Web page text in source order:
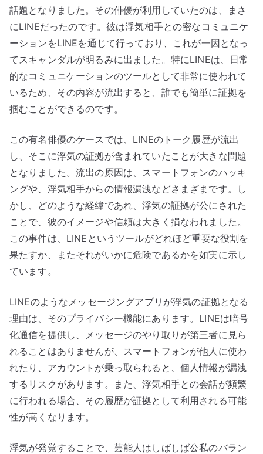
話題となりました。その俳優が利用していたのは、まさ
にLINEだったのです。彼は浮気相手との密なコミュニケ
ーションをLINEを通じて行っており、これが一因となっ
てスキャンダルが明るみに出ました。特にLINEは、日常
的なコミュニケーションのツールとして非常に使われて
いるため、その内容が流出すると、誰でも簡単に証拠を
掴むことができるのです。
この有名俳優のケースでは、LINEのトーク履歴が流出
し、そこに浮気の証拠が含まれていたことが大きな問題
となりました。流出の原因は、スマートフォンのハッキ
ングや、浮気相手からの情報漏洩などさまざまです。し
かし、どのような経緯であれ、浮気の証拠が公にされた
ことで、彼のイメージや信頼は大きく損なわれました。
この事件は、LINEというツールがどれほど重要な役割を
果たすか、またそれがいかに危険であるかを如実に示し
ています。
LINEのようなメッセージングアプリが浮気の証拠となる
理由は、そのプライバシー機能にあります。LINEは暗号
化通信を提供し、メッセージのやり取りが第三者に見ら
れることはありませんが、スマートフォンが他人に使わ
れたり、アカウントが乗っ取られると、個人情報が漏洩
するリスクがあります。また、浮気相手との会話が頻繁
に行われる場合、その履歴が証拠として利用される可能
性が高くなります。
浮気が発覚することで、芸能人はしばしば公私のバラン